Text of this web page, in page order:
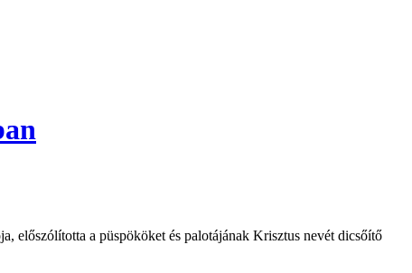
előszólította a püspököket és palotájának Krisztus nevét dicsőítő